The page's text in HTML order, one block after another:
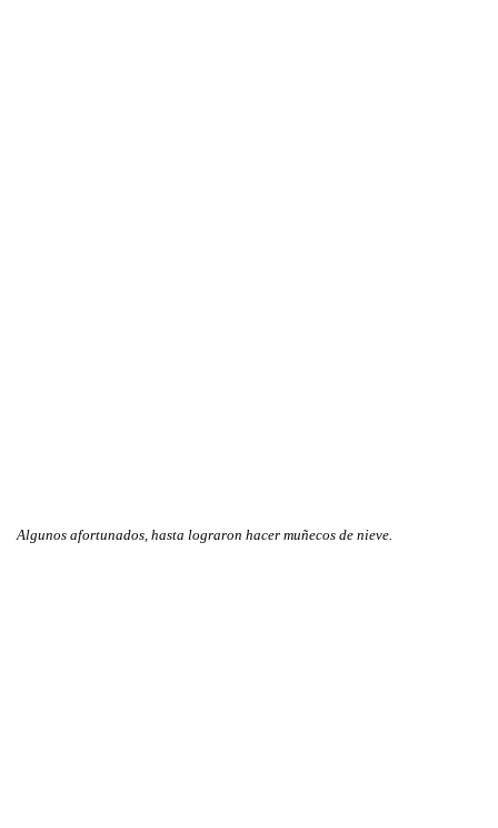
Algunos afortunados, hasta lograron hacer muñecos de nieve.